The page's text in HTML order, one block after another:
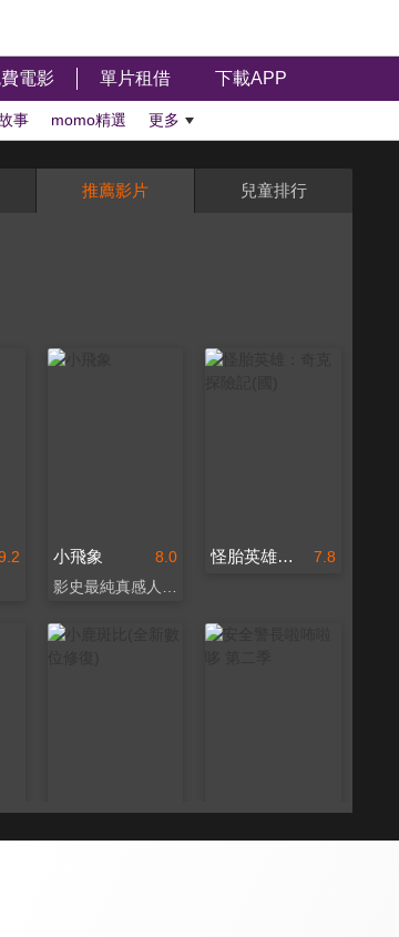
電影 單片租借 下載APP
事 momo精選 更多
推薦影片 兒童排行
8.0
小飛象
影史最純真感人的動畫
7.8
怪胎英雄：奇克探險記(國)